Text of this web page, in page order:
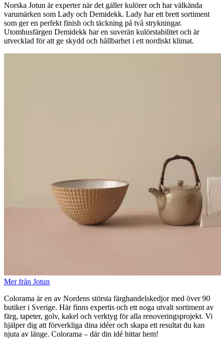
Norska Jotun är experter när det gäller kulörer och har välkända
varumärken som Lady och Demidekk. Lady har ett brett sortiment
som ger en perfekt finish och täckning på två strykningar.
Utomhusfärgen Demidekk har en suverän kulörstabilitet och är
utvecklad för att ge skydd och hållbarhet i ett nordiskt klimat.
Mer från Jotun
Colorama är en av Nordens största färghandelskedjor med över 90
butiker i Sverige. Här finns expertis och ett noga utvalt sortiment av
färg, tapeter, golv, kakel och verktyg för alla renoveringsprojekt. Vi
hjälper dig att förverkliga dina idéer och skapa ett resultat du kan
njuta av länge. Colorama – där din idé hittar hem!